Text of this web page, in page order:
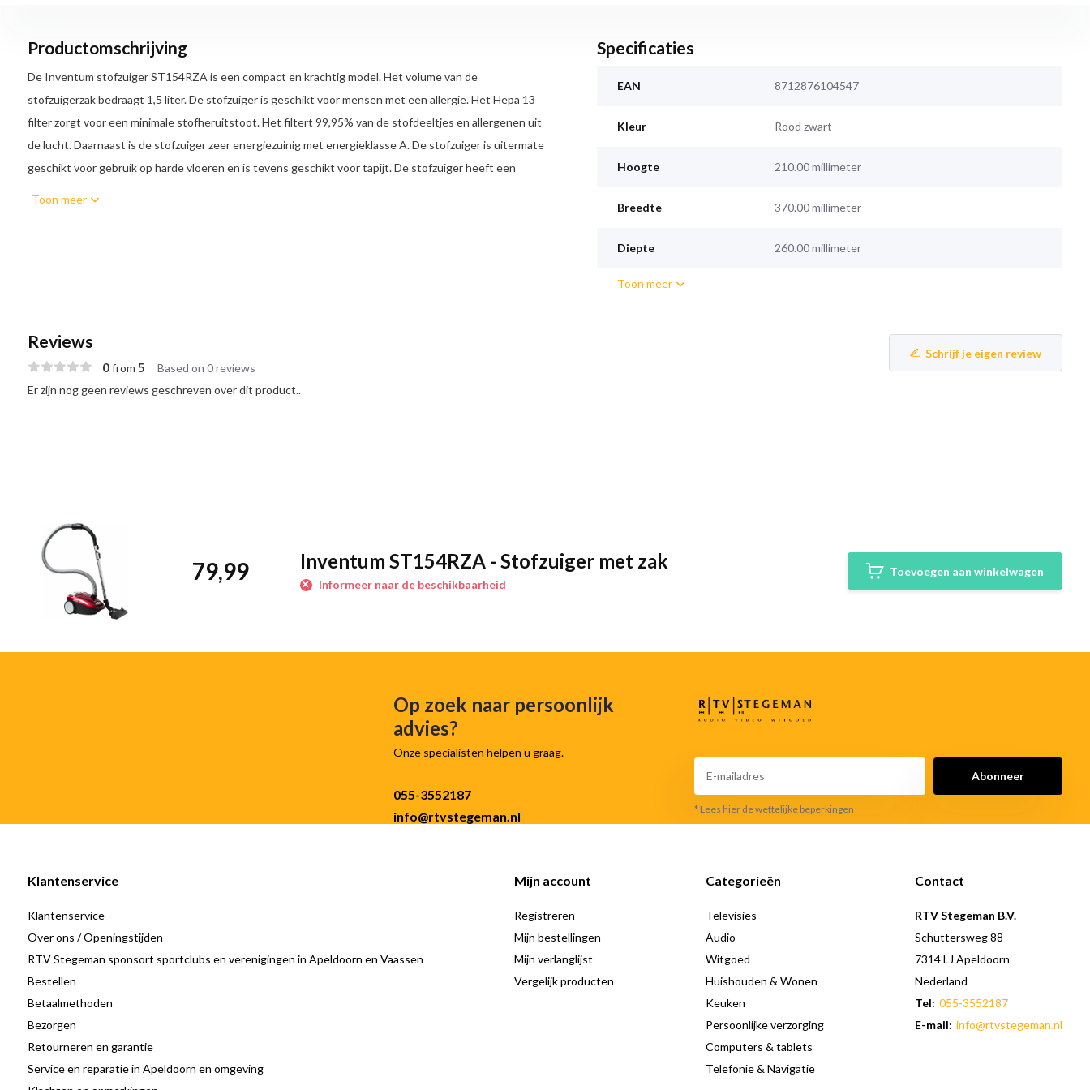
Productomschrijving
De Inventum stofzuiger ST154RZA is een compact en krachtig model. Het volume van de
stofzuigerzak bedraagt 1,5 liter. De stofzuiger is geschikt voor mensen met een allergie. Het Hepa 13
filter zorgt voor een minimale stofheruitstoot. Het filtert 99,95% van de stofdeeltjes en allergenen uit
de lucht. Daarnaast is de stofzuiger zeer energiezuinig met energieklasse A. De stofzuiger is uitermate
geschikt voor gebruik op harde vloeren en is tevens geschikt voor tapijt. De stofzuiger heeft een
Toon meer
Specificaties
EAN 8712876104547
Kleur Rood zwart
Hoogte 210.00 millimeter
Breedte 370.00 millimeter
Diepte 260.00 millimeter
Toon meer
Reviews
0from 5 Based on 0 reviews
Schrijf je eigen review
Er zijn nog geen reviews geschreven over dit product..
79,99 Inventum ST154RZA - Stofzuiger met zak
Informeer naar de beschikbaarheid
Toevoegen aan winkelwagen
Op zoek naar persoonlijk
advies?
Onze specialisten helpen u graag.
055-3552187
info@rtvstegeman.nl
Abonneer
* Lees hier de wettelijke beperkingen
Klantenservice
Klantenservice
Over ons / Openingstijden
RTV Stegeman sponsort sportclubs en verenigingen in Apeldoorn en Vaassen
Bestellen
Betaalmethoden
Bezorgen
Retourneren en garantie
Service en reparatie in Apeldoorn en omgeving
Mijn account
Registreren
Mijn bestellingen
Mijn verlanglijst
Vergelijk producten
Categorieën
Televisies
Audio
Witgoed
Huishouden & Wonen
Keuken
Persoonlijke verzorging
Computers & tablets
Telefonie & Navigatie
Contact
RTV Stegeman B.V.
Schuttersweg 88
7314 LJ Apeldoorn
Nederland
Tel: 055-3552187
E-mail: info@rtvstegeman.nl